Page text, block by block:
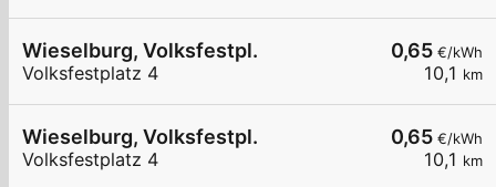
0,65 €/kWh
10,1 km
Wieselburg, Volksfestpl.
Volksfestplatz 4
0,65 €/kWh
10,1 km
Wieselburg, Volksfestpl.
Volksfestplatz 4